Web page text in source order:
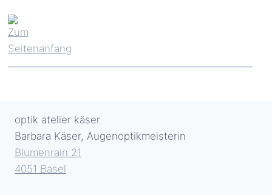
optik atelier käser
Barbara Käser, Augenoptikmeisterin
Blumenrain 21
4051 Basel